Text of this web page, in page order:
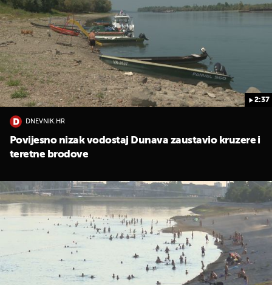
2:37
DNEVNIK.HR
Povijesno nizak vodostaj Dunava zaustavio kruzere i
teretne brodove